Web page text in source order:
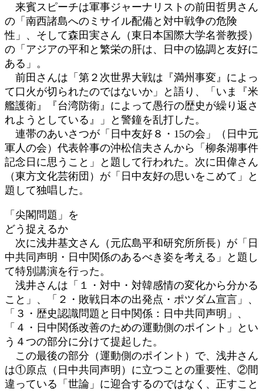
来賓スピーチは軍事ジャーナリストの前田哲男さん
の「南西諸島へのミサイル配備と対中戦争の危険
性」、そして森田実さん（東日本国際大学名誉教授）
の「アジアの平和と繁栄の肝は、日中の協調と友好に
ある」。
前田さんは「第２次世界大戦は『満州事変』によっ
て口火が切られたのではないか」と語り、「いま『米
艦護衛』『台湾防衛』によって愚行の歴史が繰り返さ
れようとしている』」と警鐘を乱打した。
連帯のあいさつが「日中友好８・15の会」（日中元
軍人の会）代表幹事の沖松信夫さんから「柳条湖事件
記念日に思うこと」と題して行われた。次に田偉さん
（東方文化芸術団）が「日中友好の思いをこめて」と
題して独唱した。
「尖閣問題」を
どう捉えるか
次に浅井基文さん（元広島平和研究所所長）が「日
中共同声明・日中関係のあるべき姿を考える」と題し
て特別講演を行った。
浅井さんは「１・対中・対韓感情の変化から分かる
こと」、「２・敗戦日本の出発点・ポツダム宣言」、
「３・歴史認識問題と日中関係：日中共同声明」、
「４・日中関係改善のための運動側のポイント」とい
う４つの部分に分けて提起した。
この最後の部分（運動側のポイント）で、浅井さん
は①原点（日中共同声明）に立つことの重要性、②間
違っている「世論」に迎合するのではなく、正すこと